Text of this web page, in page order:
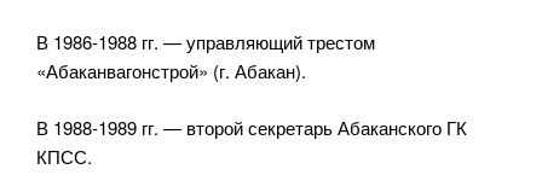
В 1986-1988 гг. — управляющий трестом
«Абаканвагонстрой» (г. Абакан).
В 1988-1989 гг. — второй секретарь Абаканского ГК
КПСС.